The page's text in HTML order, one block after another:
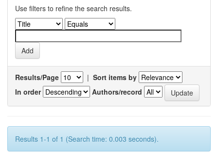
Use filters to refine the search results.
Results/Page | Sort items by
In order
Authors/record
Results 1-1 of 1 (Search time: 0.003 seconds).